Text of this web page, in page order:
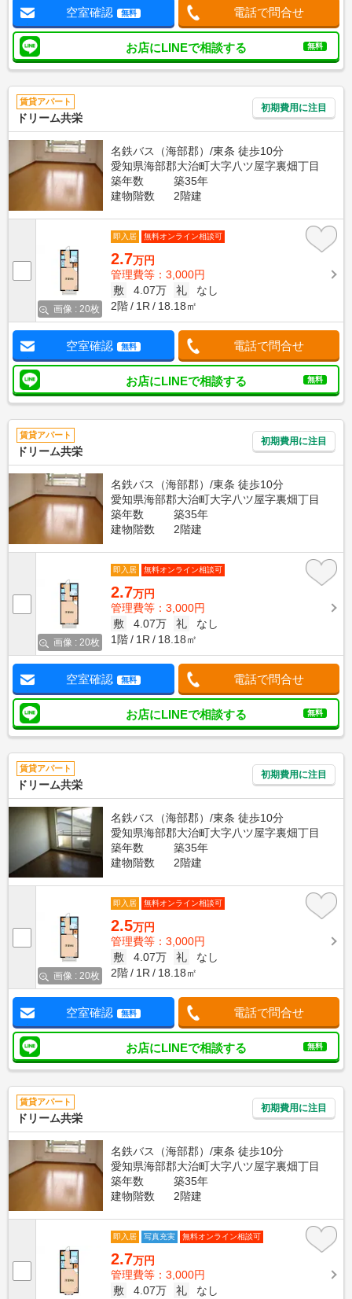
空室確認 無料 電話で問合せ
お店にLINEで相談する 無料
賃貸アパート
ドリーム共栄
初期費用に注目
名鉄バス（海部郡）/東条 徒歩10分
愛知県海部郡大治町大字八ツ屋字裏畑丁目
築年数
築35年
建物階数
2階建
画像 : 20枚
即入居 無料オンライン相談可
2.7万円
管理費等：3,000円
敷
4.07万 礼
なし
2階
1R 18.18㎡
空室確認 無料 電話で問合せ
お店にLINEで相談する 無料
賃貸アパート
ドリーム共栄
初期費用に注目
名鉄バス（海部郡）/東条 徒歩10分
愛知県海部郡大治町大字八ツ屋字裏畑丁目
築年数
築35年
建物階数
2階建
画像 : 20枚
即入居 無料オンライン相談可
2.7万円
管理費等：3,000円
敷
4.07万 礼
なし
1階
1R 18.18㎡
空室確認 無料 電話で問合せ
お店にLINEで相談する 無料
賃貸アパート
ドリーム共栄
初期費用に注目
名鉄バス（海部郡）/東条 徒歩10分
愛知県海部郡大治町大字八ツ屋字裏畑丁目
築年数
築35年
建物階数
2階建
画像 : 20枚
即入居 無料オンライン相談可
2.5万円
管理費等：3,000円
敷
4.07万 礼
なし
2階
1R 18.18㎡
空室確認 無料 電話で問合せ
お店にLINEで相談する 無料
賃貸アパート
ドリーム共栄
初期費用に注目
名鉄バス（海部郡）/東条 徒歩10分
愛知県海部郡大治町大字八ツ屋字裏畑丁目
築年数
築35年
建物階数
2階建
即入居 写真充実 無料オンライン相談可
2.7万円
管理費等：3,000円
敷
4.07万 礼
なし